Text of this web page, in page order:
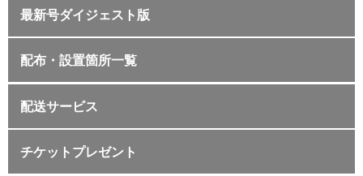
最新号ダイジェスト版
配布・設置箇所一覧
配送サービス
チケットプレゼント